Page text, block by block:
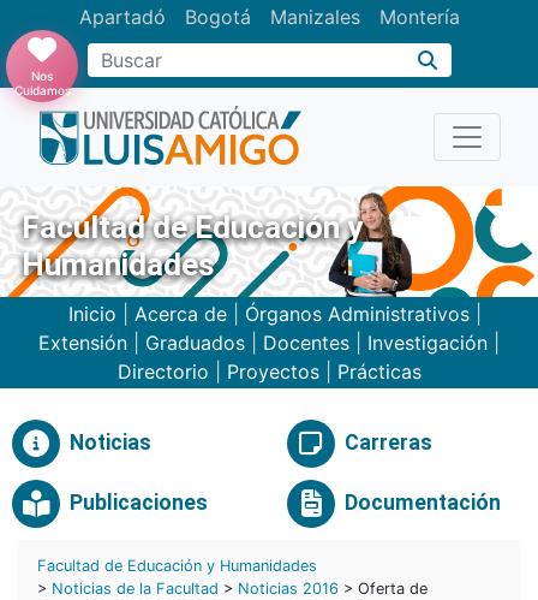
Apartadó Bogotá Manizales Montería
Buscar
Nos
Cuidamos
Facultad de Educación y
Humanidades
Inicio Acerca de Órganos Administrativos
Extensión
Graduados Docentes Investigación
Directorio
Proyectos| Prácticas
Noticias Carreras
Publicaciones Documentación
Facultad de Educación y Humanidades
> Noticias de la Facultad > Noticias 2016 > Oferta de